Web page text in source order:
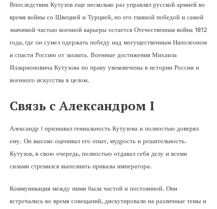
Впоследствии Кутузов еще несколько раз управлял русской армией во
время войны со Швецией и Турцией, но его главной победой и самой
значимой частью военной карьеры остается Отечественная война 1812
года, где он сумел одержать победу над могущественным Наполеоном
и спасти Россию от захвата. Военные достижения Михаила
Илларионовича Кутузова по праву увековечены в истории России и
военного искусства в целом.
Связь с Александром I
Александр I признавал гениальность Кутузова и полностью доверял
ему. Он высоко оценивал его опыт, мудрость и решительность.
Кутузов, в свою очередь, полностью отдавал себя делу и всеми
силами стремился выполнить приказы императора.
Коммуникация между ними была частой и постоянной. Они
встречались во время совещаний, дискутировали на различные темы и